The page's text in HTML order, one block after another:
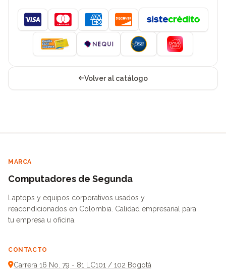
Visa MastercardAmerican Express
Discover
Volver al catálogo
MARCA
Computadores de Segunda
Laptops y equipos corporativos usados y
reacondicionados en Colombia. Calidad empresarial para
tu empresa u oficina.
CONTACTO
Carrera 16 No. 79 - 81 LC101 / 102 Bogotá